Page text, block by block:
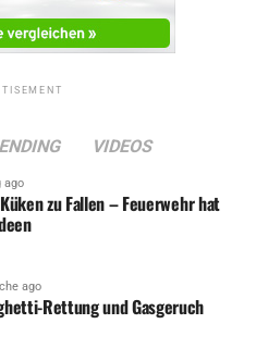
VIDEOS
ago
zu Fallen – Feuerwehr hat
ago
Rettung und Gasgeruch